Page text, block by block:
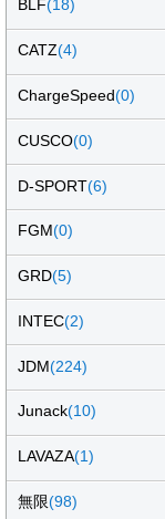
BLF(18)
CATZ(4)
ChargeSpeed(0)
CUSCO(0)
D-SPORT(6)
FGM(0)
GRD(5)
INTEC(2)
JDM(224)
Junack(10)
LAVAZA(1)
無限(98)